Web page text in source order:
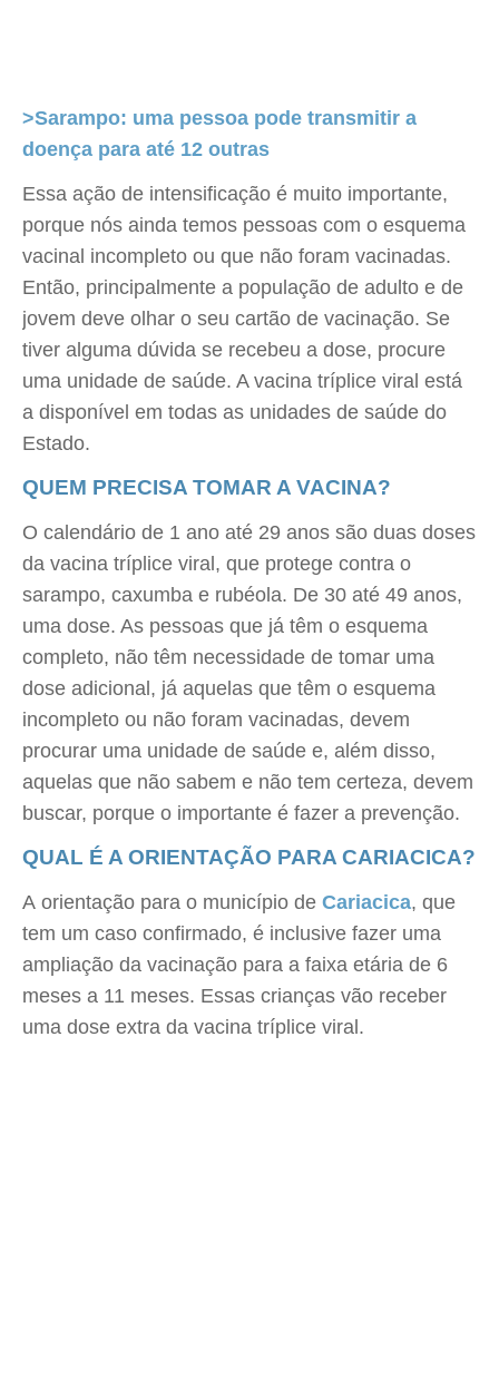
>Sarampo: uma pessoa pode transmitir a
doença para até 12 outras
Essa ação de intensificação é muito importante,
porque nós ainda temos pessoas com o esquema
vacinal incompleto ou que não foram vacinadas.
Então, principalmente a população de adulto e de
jovem deve olhar o seu cartão de vacinação. Se
tiver alguma dúvida se recebeu a dose, procure
uma unidade de saúde. A vacina tríplice viral está
a disponível em todas as unidades de saúde do
Estado.
QUEM PRECISA TOMAR A VACINA?
O calendário de 1 ano até 29 anos são duas doses
da vacina tríplice viral, que protege contra o
sarampo, caxumba e rubéola. De 30 até 49 anos,
uma dose. As pessoas que já têm o esquema
completo, não têm necessidade de tomar uma
dose adicional, já aquelas que têm o esquema
incompleto ou não foram vacinadas, devem
procurar uma unidade de saúde e, além disso,
aquelas que não sabem e não tem certeza, devem
buscar, porque o importante é fazer a prevenção.
QUAL É A ORIENTAÇÃO PARA CARIACICA?
A orientação para o município de Cariacica, que
tem um caso confirmado, é inclusive fazer uma
ampliação da vacinação para a faixa etária de 6
meses a 11 meses. Essas crianças vão receber
uma dose extra da vacina tríplice viral.